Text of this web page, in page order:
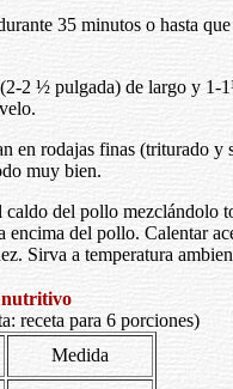
35 minutos o hasta
2 ½ pulgada) de largo y 1-
en rodajas finas (triturado
muy bien.
caldo del pollo mezclándolo
encima del pollo. Calentar
Sirva a temperatura
receta para 6 porciones)
Medida